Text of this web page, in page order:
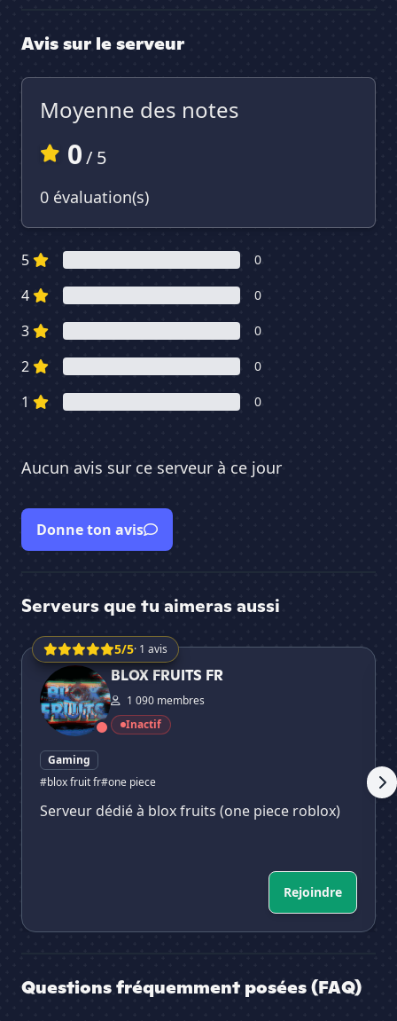
Avis sur le serveur
Moyenne des notes
0/ 5
0 évaluation(s)
5 0
4 0
3 0
2 0
1 0
Aucun avis sur ce serveur à ce jour
Donne ton avis
Serveurs que tu aimeras aussi
5/5· 1 avis
BLOX FRUITS FR
BLOX FRUITS FR
1 090 membres
Inactif
Gaming
#blox fruit fr#one piece
Serveur dédié à blox fruits (one piece roblox)
Rejoindre
Questions fréquemment posées (FAQ)